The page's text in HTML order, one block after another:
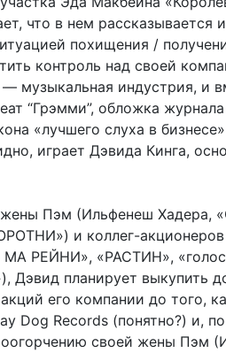
что в нем рассказывается
похищения /
контроль над своей
музыкальная индустрия, и
“Грэмми”, обложка
«лучшего слуха в
играет Дэвида Кинга,
жены Пэм (Ильфенеш
и коллег-акционеров
РЕЙНИ», «РАСТИН», «голос
Дэвид планирует выкупить
его компании до того,
Dog Records (понятно?) и,
своей жены Пэм